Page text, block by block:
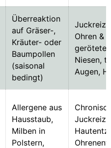
Überreaktion
auf Gräser-,
Kräuter- oder
Baumpollen
(saisonal
bedingt)
Juckreiz
Ohren &
gerötete
Niesen,
Augen,
Allergene aus
Hausstaub,
Milben in
Polstern,
Juckreiz,